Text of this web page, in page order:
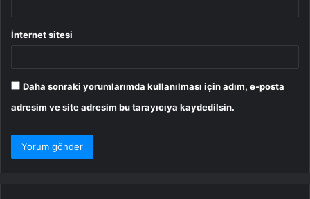
İnternet sitesi
Daha sonraki yorumlarımda kullanılması için adım, e-posta
adresim ve site adresim bu tarayıcıya kaydedilsin.